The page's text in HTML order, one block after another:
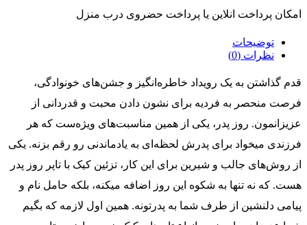
امکان پرداخت انلاین یا پرداخت حضروی درب منزل
توضیحات
نظرات (0)
قدم گذاشتن به یک رویداد خاطره‌انگیز و جشن‌های خونوادگی،
فرصت منحصر به فردیه برای نشون دادن محبت و قدردانی از
عزیزانمون. روز پدر، یکی از همین مناسبت‌های ویژه‌ست که هر
فرزندی میخواد برای پدرش لحظه‌ای به یادماندنی رو رقم بزنه. یکی
از روش‌های جالب و شیرین برای این کار، تزئین کیک با تاپر روز پدر
هست. که نه تنها به شکوه این روز اضافه میکنه، بلکه حامل نام و
پیامی دلنشین از طرف شما به پدرتونه. همین اول لازمه که بگیم